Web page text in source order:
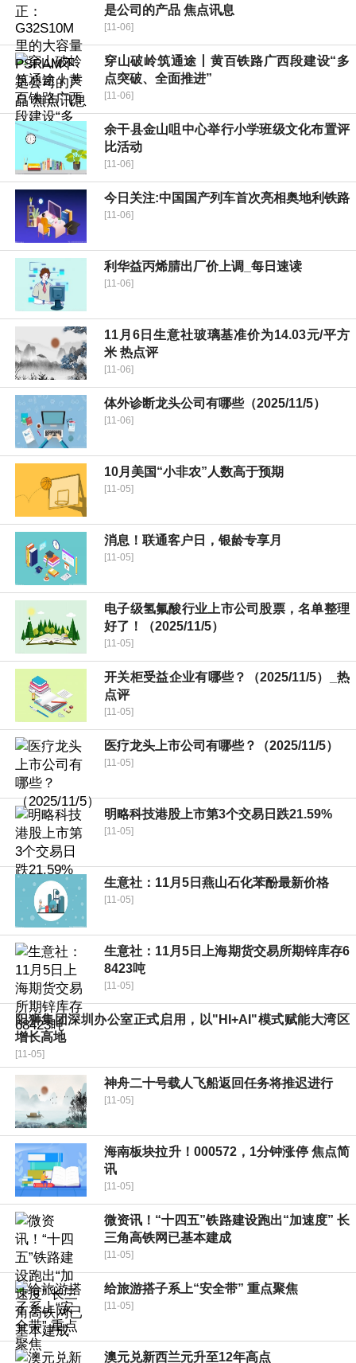
是公司的产品 焦点讯息
[11-06]
穿山破岭筑通途丨黄百铁路广西段建设“多
点突破、全面推进”
[11-06]
余干县金山咀中心举行小学班级文化布置评
比活动
[11-06]
今日关注:中国国产列车首次亮相奥地利铁路
[11-06]
利华益丙烯腈出厂价上调_每日速读
[11-06]
11月6日生意社玻璃基准价为14.03元/平方
米 热点评
[11-06]
体外诊断龙头公司有哪些（2025/11/5）
[11-06]
10月美国“小非农”人数高于预期
[11-05]
消息！联通客户日，银龄专享月
[11-05]
电子级氢氟酸行业上市公司股票，名单整理
好了！（2025/11/5）
[11-05]
开关柜受益企业有哪些？（2025/11/5）_热
点评
[11-05]
医疗龙头上市公司有哪些？（2025/11/5）
[11-05]
明略科技港股上市第3个交易日跌21.59%
[11-05]
生意社：11月5日燕山石化苯酚最新价格
[11-05]
生意社：11月5日上海期货交易所期锌库存6
8423吨
[11-05]
阳狮集团深圳办公室正式启用，以"HI+AI"模式赋能大湾区
增长高地
[11-05]
神舟二十号载人飞船返回任务将推迟进行
[11-05]
海南板块拉升！000572，1分钟涨停 焦点简
讯
[11-05]
微资讯！“十四五”铁路建设跑出“加速度” 长
三角高铁网已基本建成
[11-05]
​给旅游搭子系上“安全带” 重点聚焦
[11-05]
澳元兑新西兰元升至12年高点